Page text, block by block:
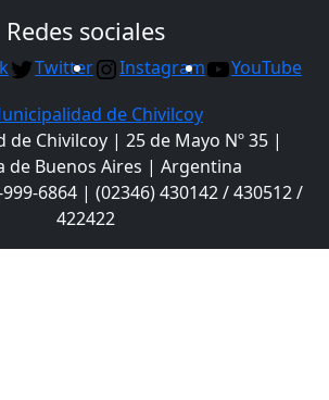
Redes sociales
Twitter Instagram YouTube
de Chivilcoy | 25 de Mayo Nº 35 |
de Buenos Aires | Argentina
6864 | (02346) 430142 / 430512 /
422422